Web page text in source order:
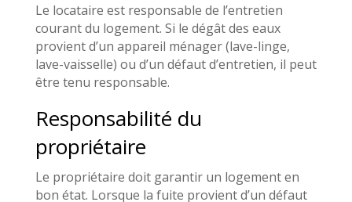
Le locataire est responsable de l’entretien
courant du logement. Si le dégât des eaux
provient d’un appareil ménager (lave-linge,
lave-vaisselle) ou d’un défaut d’entretien, il peut
être tenu responsable.
Responsabilité du
propriétaire
Le propriétaire doit garantir un logement en
bon état. Lorsque la fuite provient d’un défaut